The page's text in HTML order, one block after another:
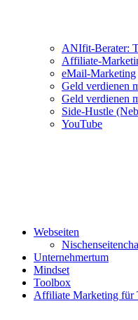
ANIfit-Berater:
Affiliate-
eMail-Marketing
Geld verdienen
Geld verdienen
Side-Hustle
YouTube
Webseiten
Unternehmertum
Mindset
Toolbox
Affiliate Marketing für